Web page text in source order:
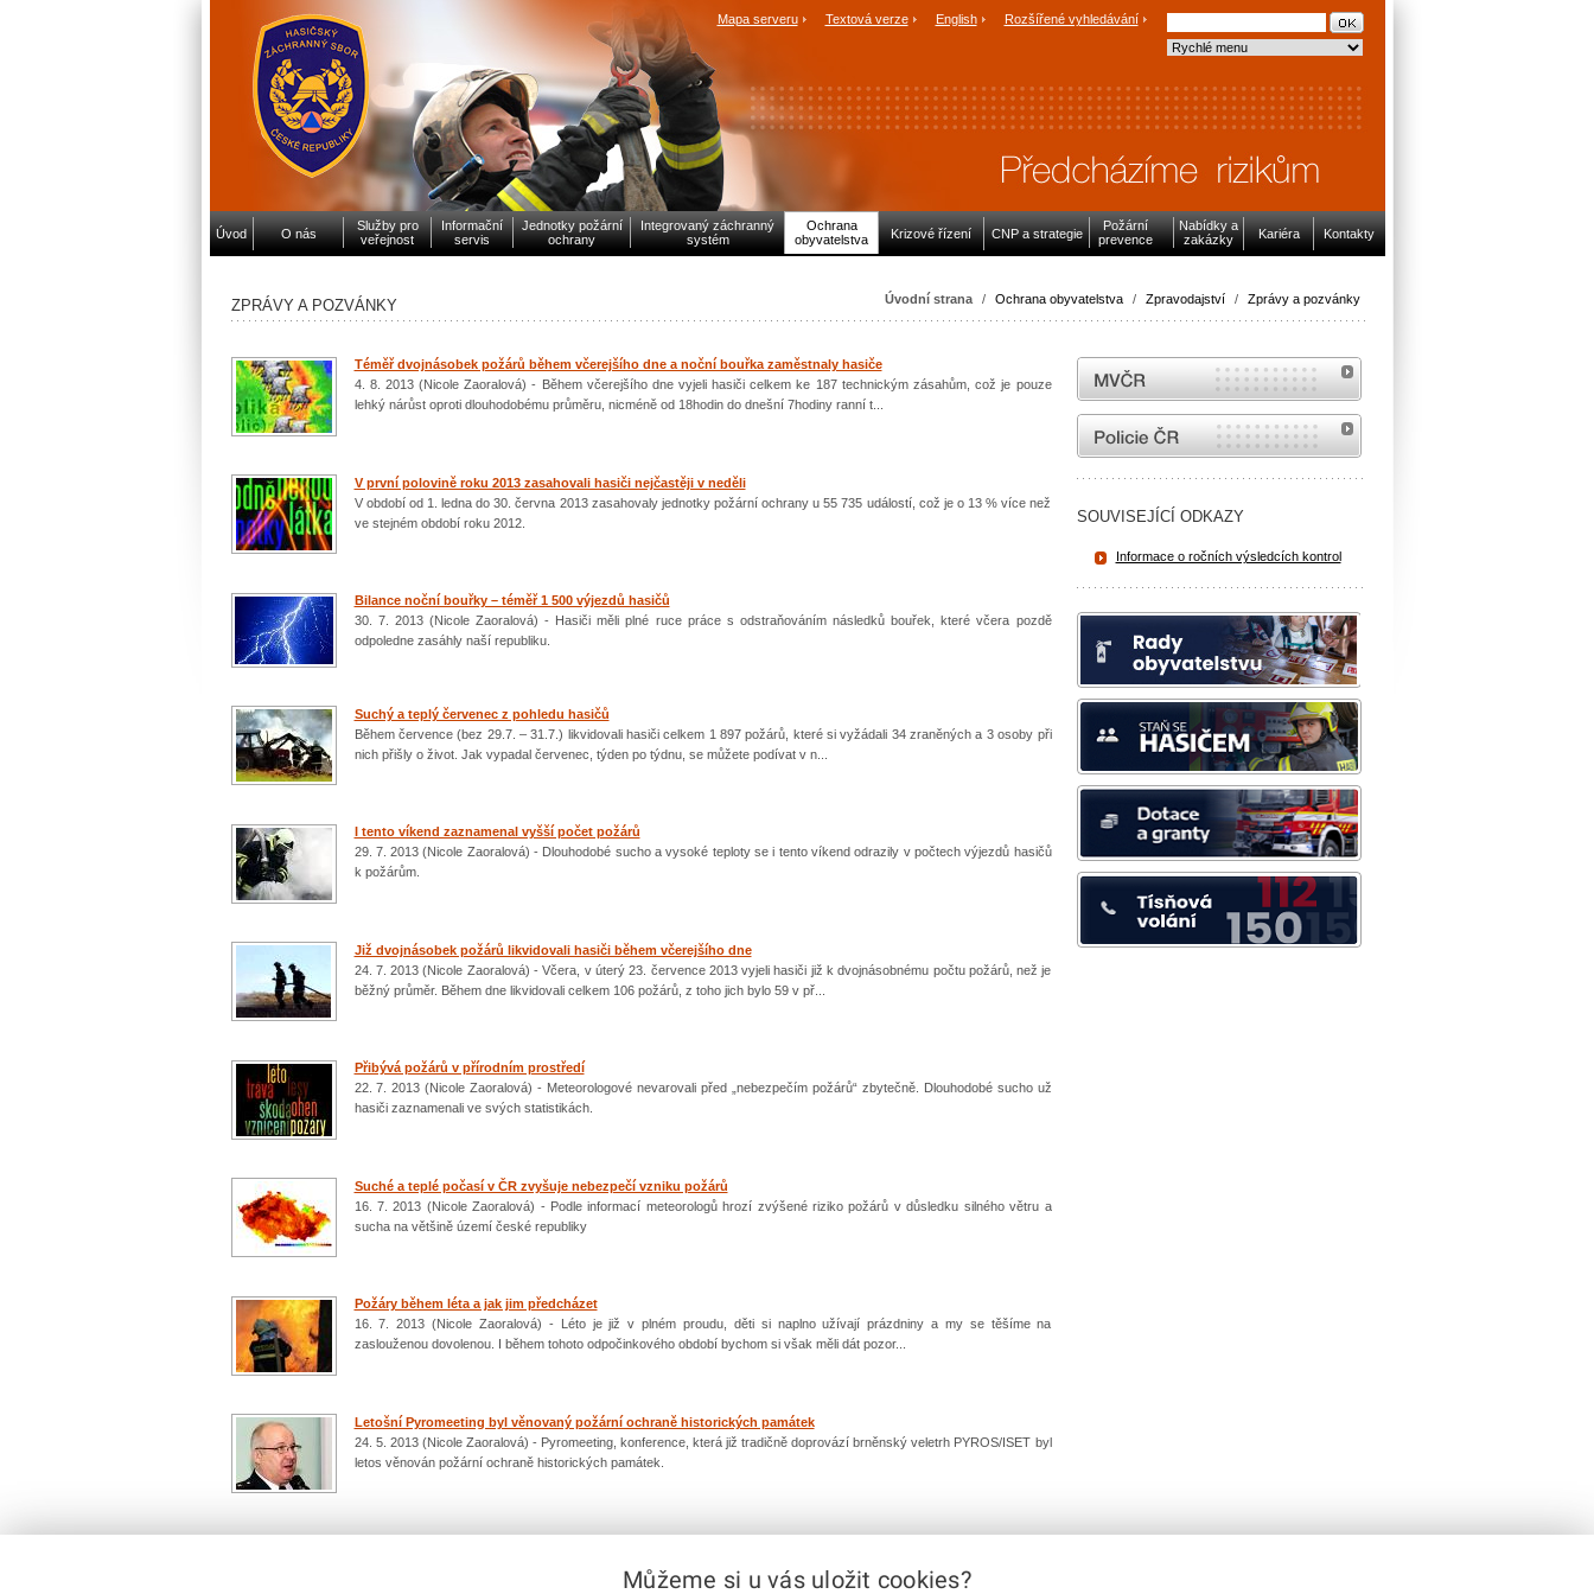
Mapa serveru Textová verze English Rozšířené vyhledávání
Úvod O nás
Služby pro
veřejnost
Informační
servis
Jednotky požární
ochrany
Integrovaný záchranný
systém
Ochrana
obyvatelstva
Krizové řízení CNP a strategie
Požární
prevence
Nabídky a
zakázky
Kariéra Kontakty
Úvodní strana / Ochrana obyvatelstva / Zpravodajství / Zprávy a pozvánky
ZPRÁVY A POZVÁNKY
Téměř dvojnásobek požárů během včerejšího dne a noční bouřka zaměstnaly hasiče
4. 8. 2013 (Nicole Zaoralová) - Během včerejšího dne vyjeli hasiči celkem ke 187 technickým zásahům, což je pouze
lehký nárůst oproti dlouhodobému průměru, nicméně od 18hodin do dnešní 7hodiny ranní t...
V první polovině roku 2013 zasahovali hasiči nejčastěji v neděli
V období od 1. ledna do 30. června 2013 zasahovaly jednotky požární ochrany u 55 735 událostí, což je o 13 % více než
ve stejném období roku 2012.
Bilance noční bouřky – téměř 1 500 výjezdů hasičů
30. 7. 2013 (Nicole Zaoralová) - Hasiči měli plné ruce práce s odstraňováním následků bouřek, které včera pozdě
odpoledne zasáhly naší republiku.
Suchý a teplý červenec z pohledu hasičů
Během července (bez 29.7. – 31.7.) likvidovali hasiči celkem 1 897 požárů, které si vyžádali 34 zraněných a 3 osoby při
nich přišly o život. Jak vypadal červenec, týden po týdnu, se můžete podívat v n...
I tento víkend zaznamenal vyšší počet požárů
29. 7. 2013 (Nicole Zaoralová) - Dlouhodobé sucho a vysoké teploty se i tento víkend odrazily v počtech výjezdů hasičů
k požárům.
Již dvojnásobek požárů likvidovali hasiči během včerejšího dne
24. 7. 2013 (Nicole Zaoralová) - Včera, v úterý 23. července 2013 vyjeli hasiči již k dvojnásobnému počtu požárů, než je
běžný průměr. Během dne likvidovali celkem 106 požárů, z toho jich bylo 59 v př...
Přibývá požárů v přírodním prostředí
22. 7. 2013 (Nicole Zaoralová) - Meteorologové nevarovali před „nebezpečím požárů“ zbytečně. Dlouhodobé sucho už
hasiči zaznamenali ve svých statistikách.
Suché a teplé počasí v ČR zvyšuje nebezpečí vzniku požárů
16. 7. 2013 (Nicole Zaoralová) - Podle informací meteorologů hrozí zvýšené riziko požárů v důsledku silného větru a
sucha na většině území české republiky
Požáry během léta a jak jim předcházet
16. 7. 2013 (Nicole Zaoralová) - Léto je již v plném proudu, děti si naplno užívají prázdniny a my se těšíme na
zaslouženou dovolenou. I během tohoto odpočinkového období bychom si však měli dát pozor...
Letošní Pyromeeting byl věnovaný požární ochraně historických památek
24. 5. 2013 (Nicole Zaoralová) - Pyromeeting, konference, která již tradičně doprovází brněnský veletrh PYROS/ISET byl
letos věnován požární ochraně historických památek.
předchozí | 1 2 4 5 6 7 8 9 10
MVČR
internetové stránky Policie ČR
SOUVISEJÍCÍ ODKAZY
Informace o ročních výsledcích kontrol
Můžeme si u vás uložit cookies?